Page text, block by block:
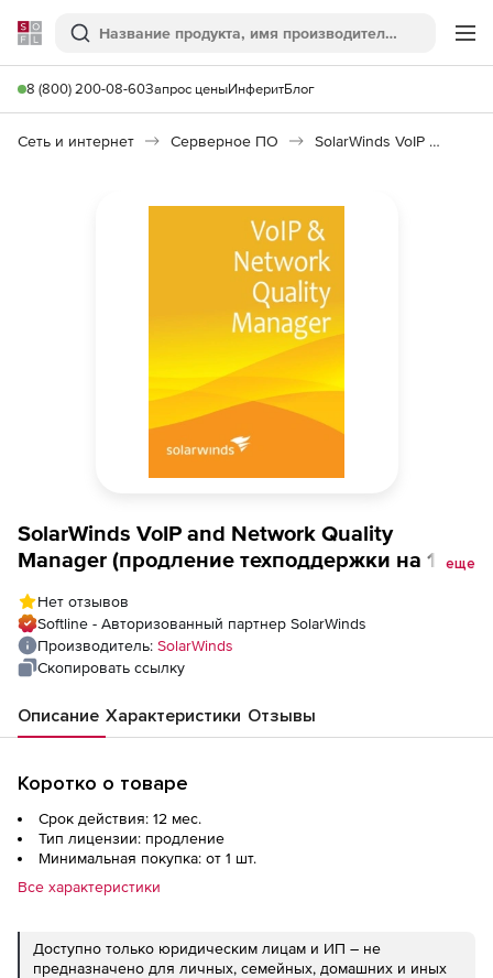
Softline
Поиск
8 (800) 200-08-60Запрос ценыИнферитБлог
Сеть и интернет Серверное ПО SolarWinds VoIP and Network Quality Manager 4
SolarWinds VoIP and Network Quality
Manager (продление техподдержки на 1
телефонов
еще
Нет отзывов
Softline - Авторизованный партнер SolarWinds
Производитель: SolarWinds
Скопировать ссылку
Описание Характеристики Отзывы
Коротко о товаре
Срок действия: 12 мес.
Тип лицензии: продление
Минимальная покупка: от 1 шт.
Все характеристики
Доступно только юридическим лицам и ИП – не
предназначено для личных, семейных, домашних и иных